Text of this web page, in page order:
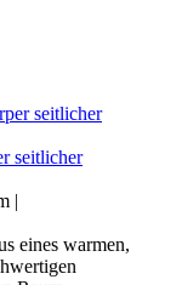
seitlicher
|
eines warmen,